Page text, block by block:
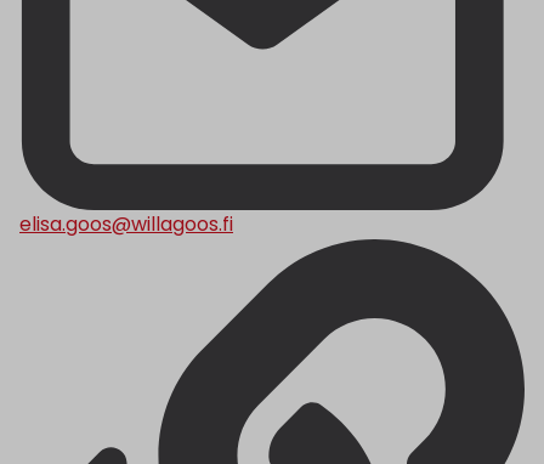
elisa.goos@willagoos.fi